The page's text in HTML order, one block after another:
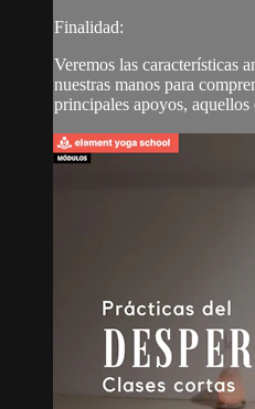
Finalidad:
Veremos las características
nuestras manos para
principales apoyos,